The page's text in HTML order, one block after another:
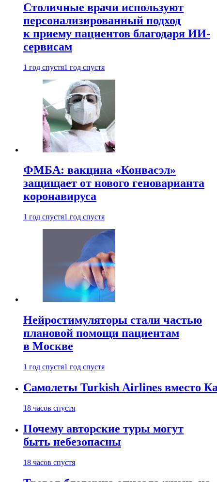
Столичные врачи используют
персонализированный подход
к приему пациентов благодаря ИИ-
сервисам
1 год спустя1 год спустя
ФМБА: вакцина «Конвасэл»
защищает от нового геноварианта
коронавируса
1 год спустя1 год спустя
Нейростимуляторы стали частью
плановой помощи пациентам
в Москве
1 год спустя1 год спустя
Самолеты Turkish Airlines вместо
18 часов спустя
Почему авторские туры могут
быть небезопасны
18 часов спустя